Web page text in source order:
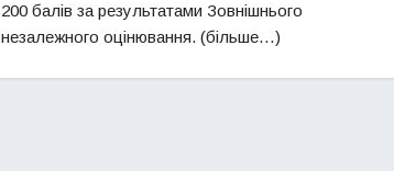
200 балів за результатами Зовнішнього
незалежного оцінювання. (більше…)